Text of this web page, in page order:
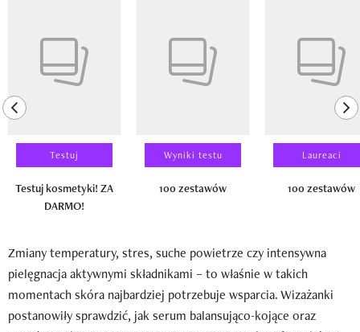
previous element
Testuj
Testuj kosmetyki! ZA
DARMO!
Wyniki testu
100 zestawów
Laureaci
100 zestawów
Zmiany temperatury, stres, suche powietrze czy intensywna
pielęgnacja aktywnymi składnikami – to właśnie w takich
momentach skóra najbardziej potrzebuje wsparcia. Wizażanki
postanowiły sprawdzić, jak serum balansująco-kojące oraz